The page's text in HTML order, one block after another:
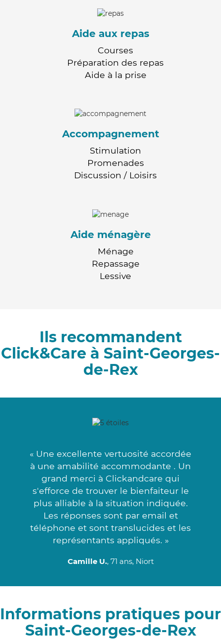
Aide aux repas
Courses
Préparation des repas
Aide à la prise
Accompagnement
Stimulation
Promenades
Discussion / Loisirs
Aide ménagère
Ménage
Repassage
Lessive
Ils recommandent
Click&Care à Saint-Georges-
de-Rex
« Une excellente vertuosité accordée
à une amabilité accommodante . Un
grand merci à Clickandcare qui
s'efforce de trouver le bienfaiteur le
plus alliable à la situation indiquée.
Les réponses sont par email et
téléphone et sont translucides et les
représentants appliqués. »
Camille U., 71 ans, Niort
Informations pratiques pour
Saint-Georges-de-Rex